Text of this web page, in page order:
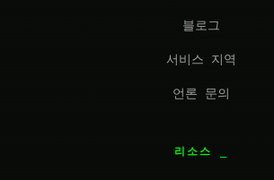
블로그
서비스 지역
언론 문의
리소스